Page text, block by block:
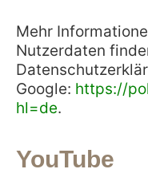
Mehr
Nutzerdaten
Google: https://
hl=de.
YouTube